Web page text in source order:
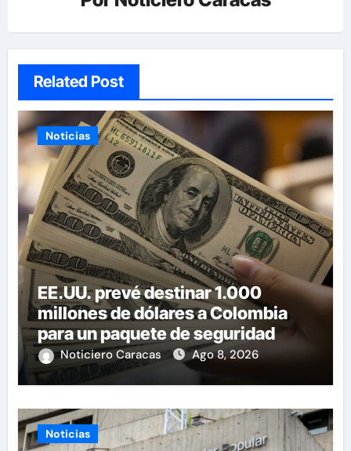
Related Post
Noticias
EE.UU. prevé destinar 1.000
millones de dólares a Colombia
para un paquete de seguridad
Noticiero Caracas Ago 8, 2026
Noticias